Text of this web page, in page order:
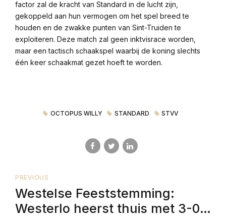
factor zal de kracht van Standard in de lucht zijn,
gekoppeld aan hun vermogen om het spel breed te
houden en de zwakke punten van Sint-Truiden te
exploiteren. Deze match zal geen inktvisrace worden,
maar een tactisch schaakspel waarbij de koning slechts
één keer schaakmat gezet hoeft te worden.
OCTOPUS WILLY STANDARD STVV
PREVIOUS
Westelse Feeststemming:
Westerlo heerst thuis met 3-0